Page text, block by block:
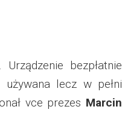
bezpłatnie
lecz w pełni
vce prezes Marcin